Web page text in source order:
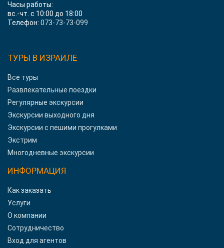
Часы работы:
вс.-чт. с 10:00 до 18:00
Телефон: 073-73-73-099
ТУРЫ В ИЗРАИЛЕ
Все туры
Развлекательные поездки
Регулярные экскурсии
Экскурсии выходного дня
Экскурсии с пешими прогулками
Экстрим
Многодневные экскурсии
ИНФОРМАЦИЯ
Как заказать
Услуги
О компании
Сотрудничество
Вход для агентов